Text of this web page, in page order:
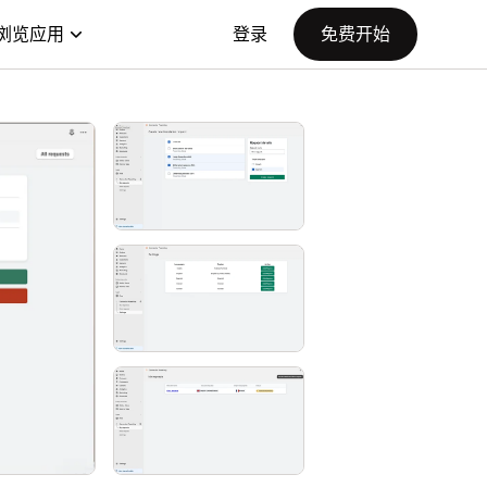
览应用 登录 免费开始